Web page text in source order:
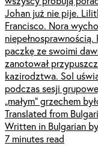
Johan już nie pije.
Francisco. Nora
paczkę ze swoimi
zanotował
kazirodztwa. Sol
podczas sesji
„małym” grzechem
Translated from
Written in Bulgarian
7 minutes read